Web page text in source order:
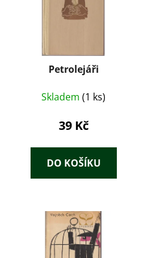
Petrolejáři
Skladem (1 ks)
39 Kč
DO KOŠÍKU